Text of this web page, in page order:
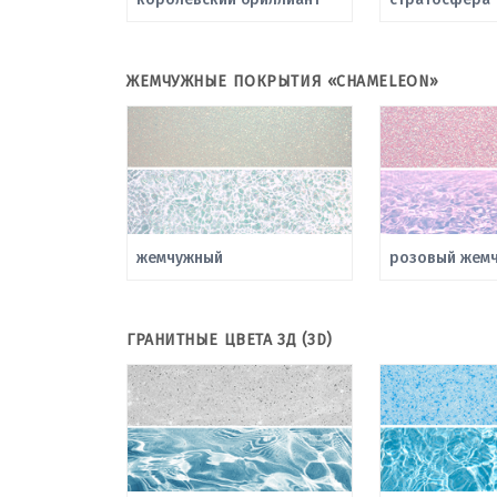
ЖЕМЧУЖНЫЕ ПОКРЫТИЯ «CHAMELEON»
жемчужный розовый
ГРАНИТНЫЕ ЦВЕТА 3Д (3D)